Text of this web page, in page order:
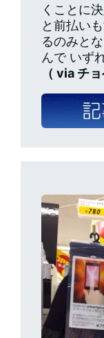
くことに
と前払い
るのみと
んで いず
（ via チ